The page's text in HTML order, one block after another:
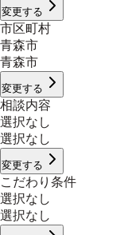
変更する
市区町村
青森市
青森市
変更する
相談内容
選択なし
選択なし
変更する
こだわり条件
選択なし
選択なし